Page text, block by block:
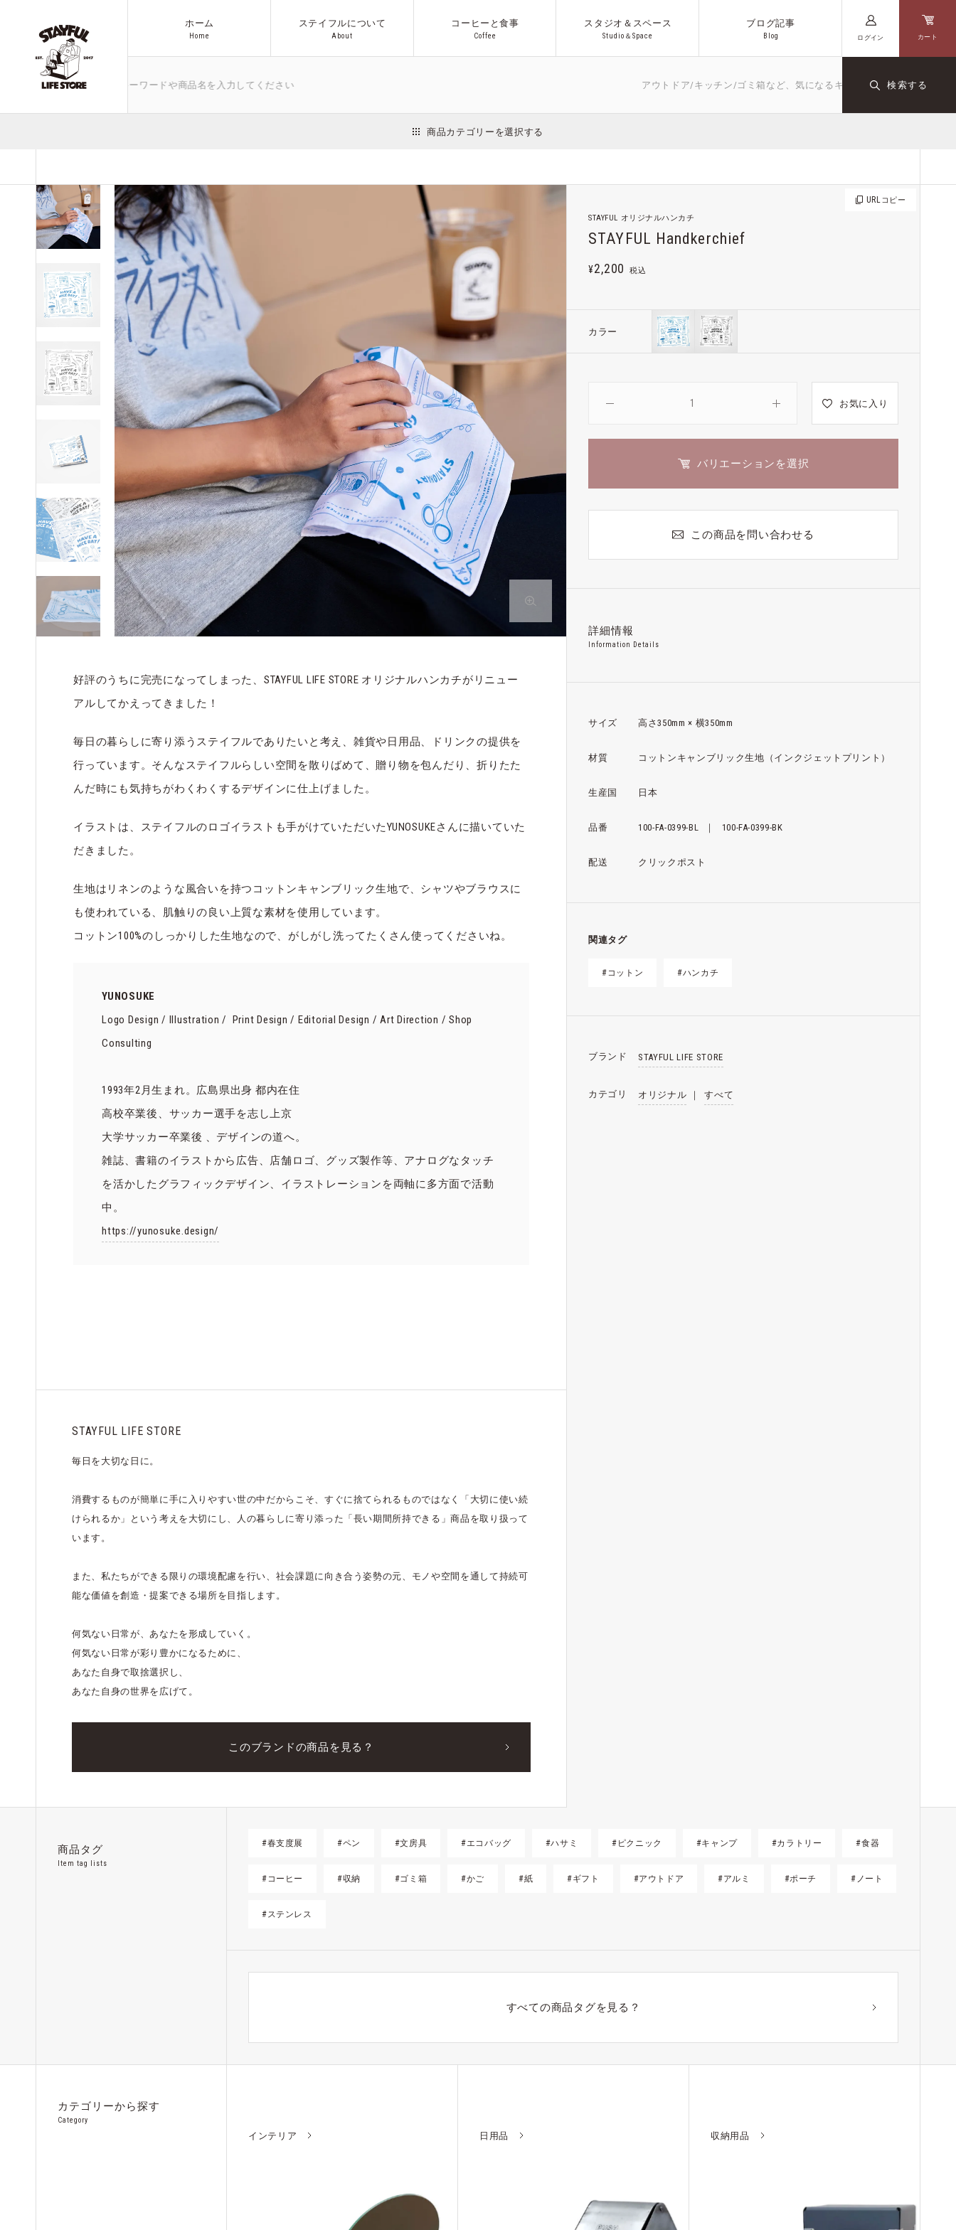
ホーム
Home
ステイフルについて
A bout
コーヒーと食事
Coffee
スタジオ＆スペース
Studio ＆Space
ブログ記事
B og
ログイン カート
箱など、気になるキーワードや商品名を入力してください アウトドア/キッチン/ゴミ箱など、気になるキーワードや商品名を入力してく
検索する
日用品
アウトドア ファッション アクセサリー Co.プロダクト オリジナル コーヒー
その他
商品カテゴリーを選択する
URL コピー
STAYFUL オリジナルハンカチ
STAYFUL Handkerchief
¥2,200 税込
カラー
お気に入り
バリエーションを選択
この商品を問い合わせる
詳細情報
Information Details
サイズ 高さ350mm × 横350mm
材質 コットンキャンブリック生地（インクジェットプリント）
生産国 日本
品番 100-FA-0399-BL ｜ 100-FA-0399-BK
配送 クリックポスト
関連タグ
#コットン #ハンカチ
ブランド STAYFUL LIFE STORE
カテゴリ オリジナル ｜ すべて
好評のうちに完売になってしまった、STAYFUL LIFE STORE オリジナルハンカチがリニュー
アルしてかえってきました！
毎日の暮らしに寄り添うステイフルでありたいと考え、雑貨や日用品、ドリンクの提供を
行っています。そんなステイフルらしい空間を散りばめて、贈り物を包んだり、折りたた
んだ時にも気持ちがわくわくするデザインに仕上げました。
イラストは、ステイフルのロゴイラストも手がけていただいたYUNOSUKEさんに描いていた
だきました。
生地はリネンのような風合いを持つコットンキャンブリック生地で、シャツやブラウスに
も使われている、肌触りの良い上質な素材を使用しています。
コットン100%のしっかりした生地なので、がしがし洗ってたくさん使ってくださいね。
YUNOSUKE
Logo Design / Illustration / Print Design / Editorial Design / Art Direction / Shop
Consulting
1993年2月生まれ。広島県出身 都内在住
高校卒業後、サッカー選手を志し上京
大学サッカー卒業後 、デザインの道へ。
雑誌、書籍のイラストから広告、店舗ロゴ、グッズ製作等、アナログなタッチ
を活かしたグラフィックデザイン、イラストレーションを両軸に多方面で活動
中。
https://yunosuke.design/
STAYFUL LIFE STORE
毎日を大切な日に。
消費するものが簡単に手に入りやすい世の中だからこそ、すぐに捨てられるものではなく「大切に使い続
けられるか」という考えを大切にし、人の暮らしに寄り添った「長い期間所持できる」商品を取り扱って
います。
また、私たちができる限りの環境配慮を行い、社会課題に向き合う姿勢の元、モノや空間を通して持続可
能な価値を創造・提案できる場所を目指します。
何気ない日常が、あなたを形成していく。
何気ない日常が彩り豊かになるために、
あなた自身で取捨選択し、
あなた自身の世界を広げて。
このブランドの商品を見る？
商品タグ
Item tag lists
#春支度展 #ペン #文房具 #エコバッグ #ハサミ #ピクニック #キャンプ #カラトリー #食器
#コーヒー #収納 #ゴミ箱 #かご #紙 #ギフト #アウトドア #アルミ #ポーチ #ノート
#ステンレス
すべての商品タグを見る？
カテゴリーから探す
Category
インテリア 日用品 収納用品